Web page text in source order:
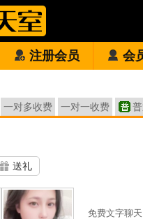
注册会员 会
一对多收费 一对一收费
送礼
免费文字聊